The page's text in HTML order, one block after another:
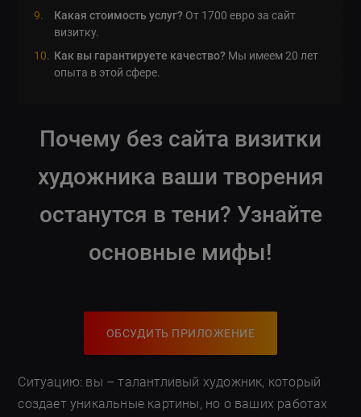
Какая стоимость услуг? От 1700 евро за сайт
визитку.
Как вы гарантируете качество? Мы имеем 20 лет
опыта в этой сфере.
Почему без сайта визитки
художника ваши творения
останутся в тени? Узнайте
основные мифы!
ОБСУДИТЬ ПРИЛОЖЕНИЕ
Ситуацию: вы – талантливый художник, который
создает уникальные картины, но о ваших работах